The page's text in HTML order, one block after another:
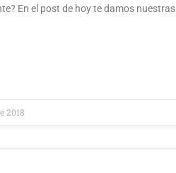
En el post de hoy te damos nuestras
2018